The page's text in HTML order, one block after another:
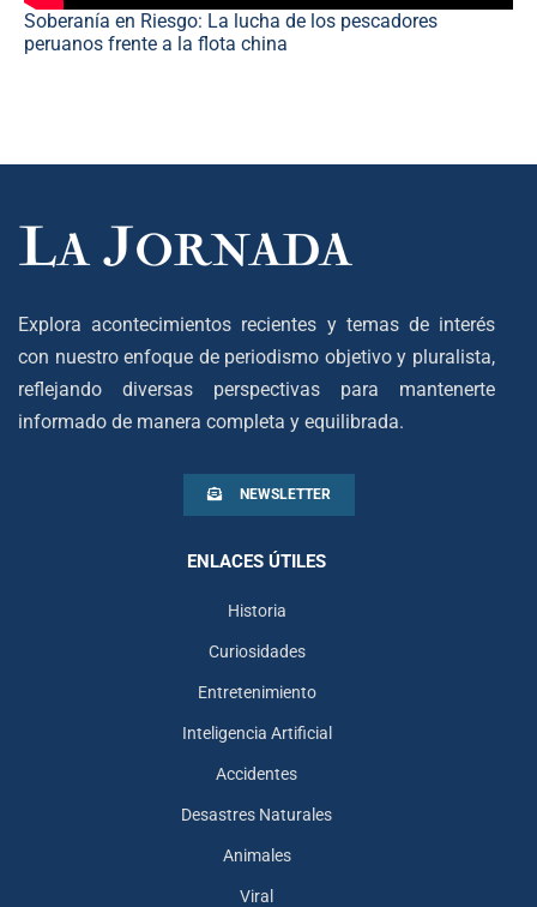
Soberanía en Riesgo: La lucha de los pescadores
peruanos frente a la flota china
Explora acontecimientos recientes y temas de interés
con nuestro enfoque de periodismo objetivo y pluralista,
reflejando diversas perspectivas para mantenerte
informado de manera completa y equilibrada.
NEWSLETTER
ENLACES ÚTILES
Historia
Curiosidades
Entretenimiento
Inteligencia Artificial
Accidentes
Desastres Naturales
Animales
Viral